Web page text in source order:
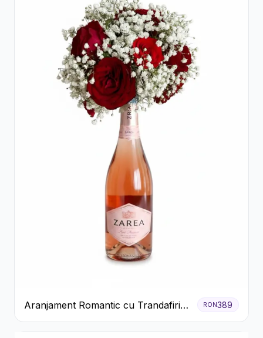
Aranjament Romantic cu Trandafiri
Roșii și Șampanie rose
RON389